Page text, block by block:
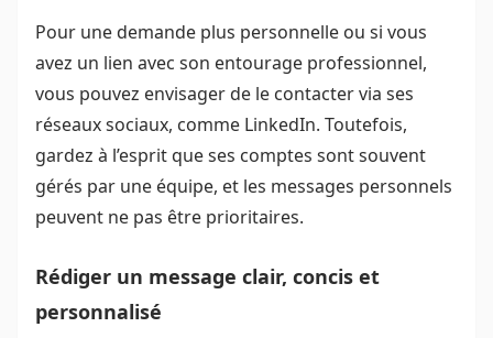
Pour une demande plus personnelle ou si vous
avez un lien avec son entourage professionnel,
vous pouvez envisager de le contacter via ses
réseaux sociaux, comme LinkedIn. Toutefois,
gardez à l’esprit que ses comptes sont souvent
gérés par une équipe, et les messages personnels
peuvent ne pas être prioritaires.
Rédiger un message clair, concis et
personnalisé